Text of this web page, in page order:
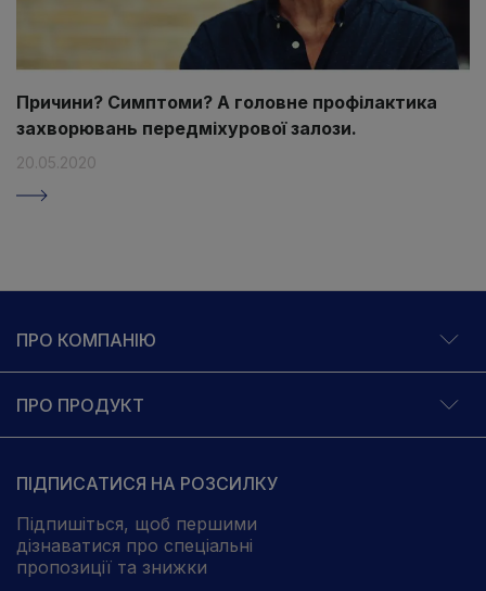
Причини? Симптоми? А головне профілактика
захворювань передміхурової залози.
20.05.2020
ПРО КОМПАНІЮ
ПРО ПРОДУКТ
ПІДПИСАТИСЯ НА РОЗСИЛКУ
Підпишіться, щоб першими
дізнаватися про спеціальні
пропозиції та знижки